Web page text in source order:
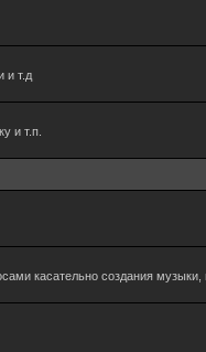
и т.д
и т.п.
касательно создания музыки,